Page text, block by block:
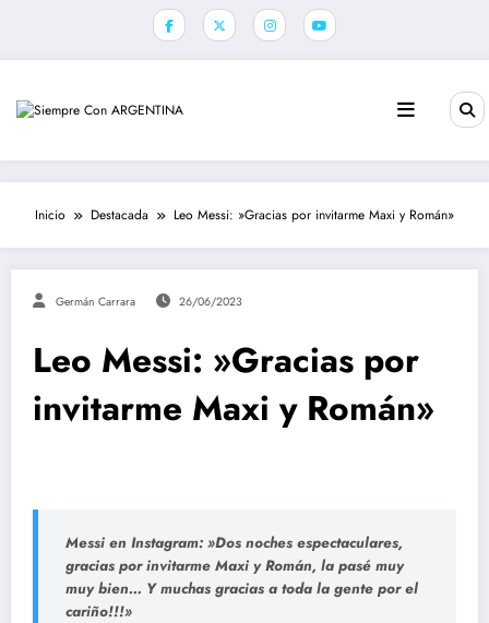
Inicio Destacada Leo Messi: »Gracias por invitarme Maxi y Román»
Germán Carrara 26/06/2023
Leo Messi: »Gracias por
invitarme Maxi y Román»
Messi en Instagram: »Dos noches espectaculares,
gracias por invitarme Maxi y Román, la pasé muy
muy bien… Y muchas gracias a toda la gente por el
cariño!!!»